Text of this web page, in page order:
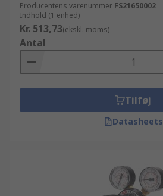
Producentens varenummer FS21650002
Indhold (1 enhed)
Kr. 513,73(ekskl. moms)
Antal
Tilføj
Datasheets